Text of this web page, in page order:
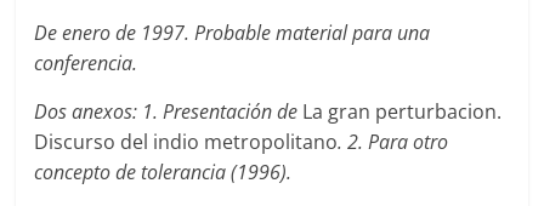
De enero de 1997. Probable material para una
conferencia.
Dos anexos: 1. Presentación de La gran perturbacion.
Discurso del indio metropolitano. 2. Para otro
concepto de tolerancia (1996).